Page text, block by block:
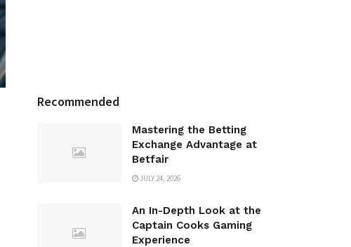
Recommended
Mastering the Betting
Exchange Advantage at
Betfair
JULY 24, 2026
An In-Depth Look at the
Captain Cooks Gaming
Experience